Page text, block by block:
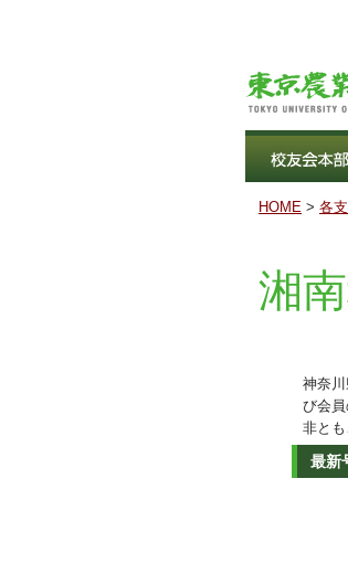
HOME > 各
湘
神奈
び会
非とも
最新